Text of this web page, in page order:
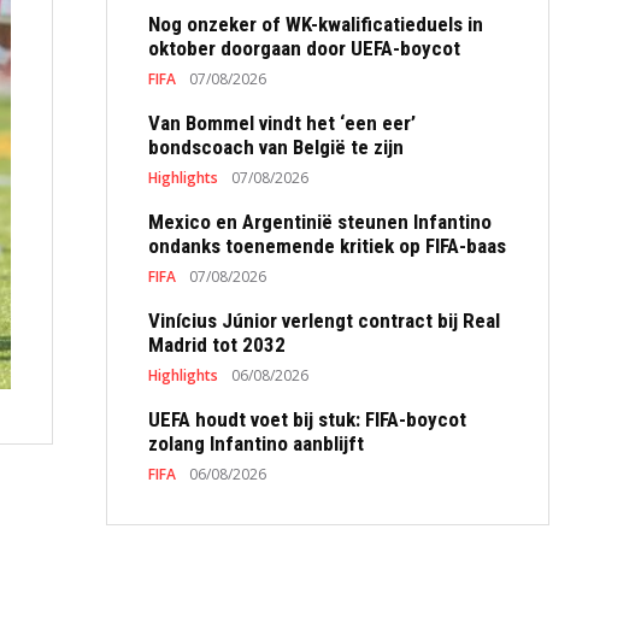
Nog onzeker of WK-kwalificatieduels in
oktober doorgaan door UEFA-boycot
FIFA 07/08/2026
Van Bommel vindt het ‘een eer’
bondscoach van België te zijn
Highlights 07/08/2026
Mexico en Argentinië steunen Infantino
ondanks toenemende kritiek op FIFA-baas
FIFA 07/08/2026
Vinícius Júnior verlengt contract bij Real
Madrid tot 2032
Highlights 06/08/2026
UEFA houdt voet bij stuk: FIFA-boycot
zolang Infantino aanblijft
FIFA 06/08/2026